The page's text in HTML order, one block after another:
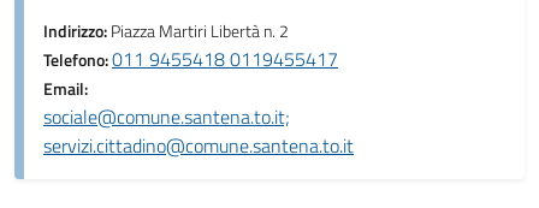
Indirizzo:Piazza Martiri Libertà n. 2
Telefono:011 9455418 0119455417
Email:
sociale@comune.santena.to.it;
servizi.cittadino@comune.santena.to.it